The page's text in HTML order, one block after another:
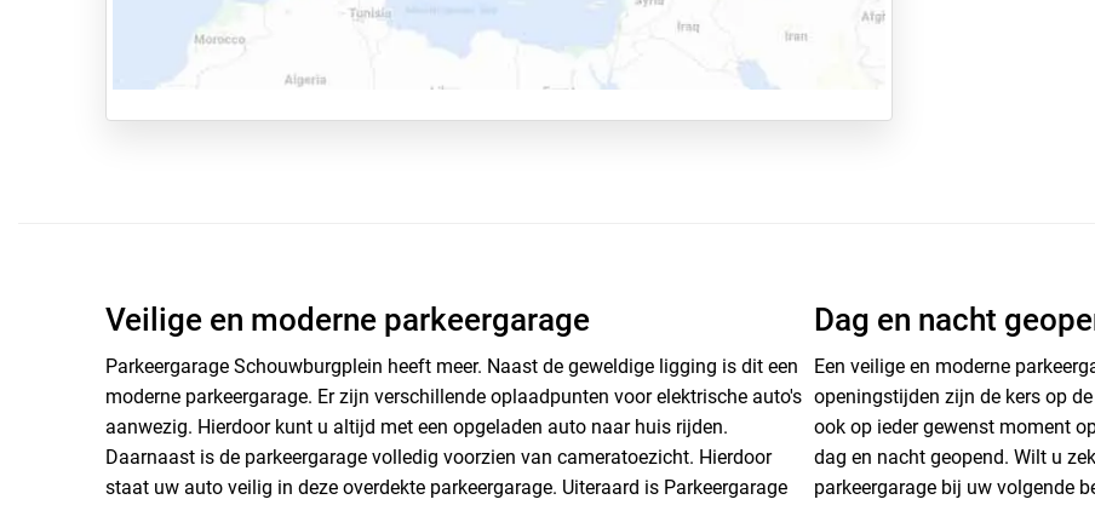
Veilige en moderne parkeergarage
Parkeergarage Schouwburgplein heeft meer. Naast de geweldige ligging is dit een
moderne parkeergarage. Er zijn verschillende oplaadpunten voor elektrische auto's
aanwezig. Hierdoor kunt u altijd met een opgeladen auto naar huis rijden.
Daarnaast is de parkeergarage volledig voorzien van cameratoezicht. Hierdoor
staat uw auto veilig in deze overdekte parkeergarage. Uiteraard is Parkeergarage
Dag en nacht
Een veilige en moderne
openingstijden zijn de kers op
ook op ieder gewenst moment
dag en nacht geopend. Wilt u
parkeergarage bij uw volgende